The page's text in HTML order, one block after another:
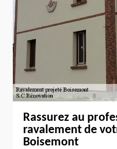
Rassurez au
ravalement de
Boisemont